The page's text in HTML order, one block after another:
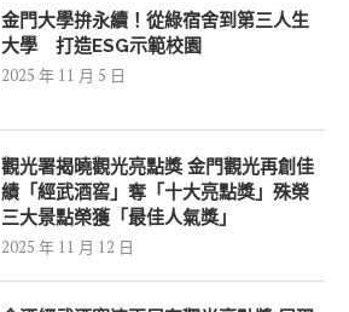
金門大學拚永續！從綠宿舍到第三人生
大學 打造ESG示範校園
2025 年 11 月 5 日
觀光署揭曉觀光亮點獎 金門觀光再創佳
績「經武酒窖」奪「十大亮點獎」殊榮
三大景點榮獲「最佳人氣獎」
2025 年 11 月 12 日